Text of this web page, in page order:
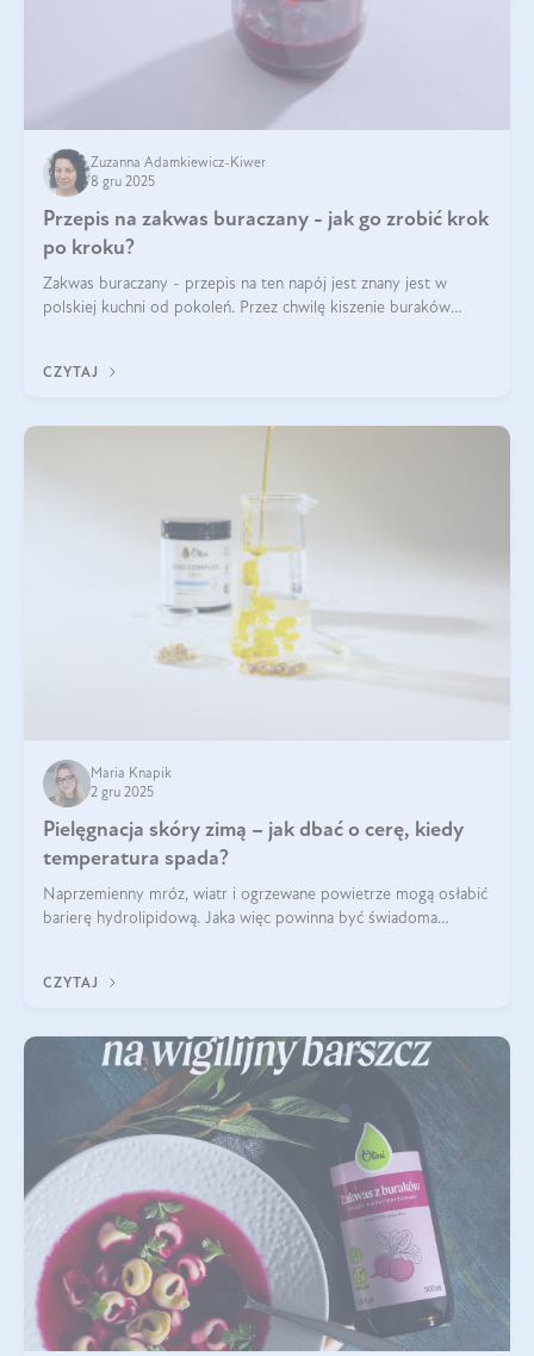
Zuzanna Adamkiewicz-Kiwer
8 gru 2025
Przepis na zakwas buraczany - jak go zrobić krok
po kroku?
Zakwas buraczany - przepis na ten napój jest znany jest w
polskiej kuchni od pokoleń. Przez chwilę kiszenie buraków
CZYTAJ
Maria Knapik
2 gru 2025
Pielęgnacja skóry zimą – jak dbać o cerę, kiedy
temperatura spada?
Naprzemienny mróz, wiatr i ogrzewane powietrze mogą osłabić
barierę hydrolipidową. Jaka więc powinna być świadoma
CZYTAJ